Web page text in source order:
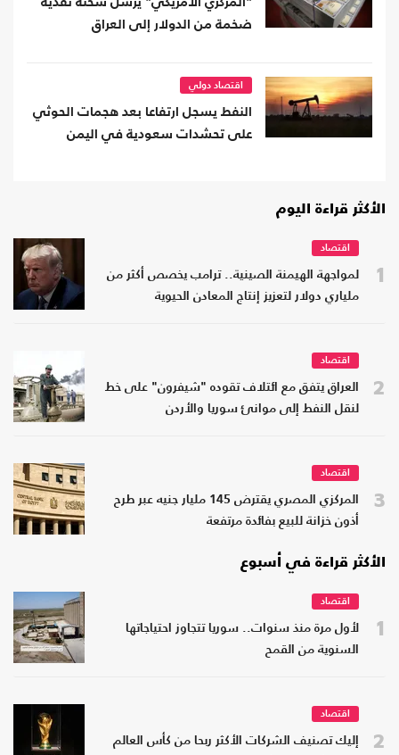
ضخمة من الدولار إلى العراق
اقتصاد دولي
النفط يسجل ارتفاعا بعد هجمات الحوثي
على تحشدات سعودية في اليمن
الأكثر قراءة اليوم
1
اقتصاد
لمواجهة الهيمنة الصينية.. ترامب يخصص أكثر من
ملياري دولار لتعزيز إنتاج المعادن الحيوية
2
اقتصاد
العراق يتفق مع ائتلاف تقوده "شيفرون" على خط
لنقل النفط إلى موانئ سوريا والأردن
3
اقتصاد
المركزي المصري يقترض 145 مليار جنيه عبر طرح
أذون خزانة للبيع بفائدة مرتفعة
الأكثر قراءة في أسبوع
1
اقتصاد
لأول مرة منذ سنوات.. سوريا تتجاوز احتياجاتها
السنوية من القمح
2
اقتصاد
إليك تصنيف الشركات الأكثر ربحا من كأس العالم